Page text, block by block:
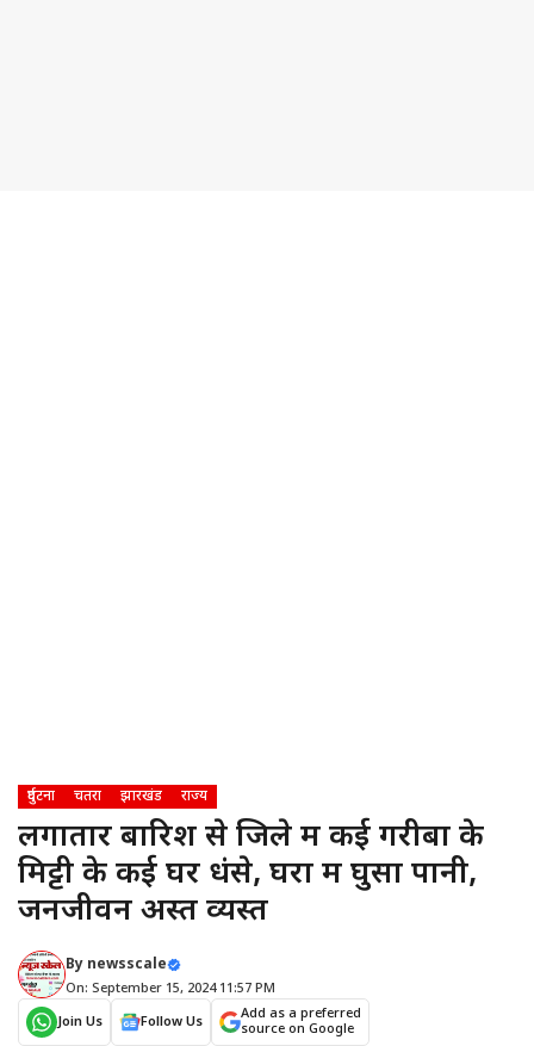
दुर्घटना चतरा झारखंड राज्य
लगातार बारिश से जिले में कई गरीबों के
मिट्टी के कई घर धंसे, घरों में घुसा पानी,
जनजीवन अस्त व्यस्त
By newsscale
On: September 15, 2024 11:57 PM
Join Us
Follow Us
Add as a preferred
source on Google